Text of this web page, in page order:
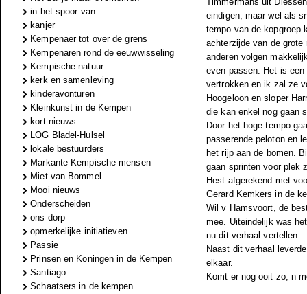
in het spoor van
kanjer
Kempenaer tot over de grens
Kempenaren rond de eeuwwisseling
Kempische natuur
kerk en samenleving
kinderavonturen
Kleinkunst in de Kempen
kort nieuws
LOG Bladel-Hulsel
lokale bestuurders
Markante Kempische mensen
Miet van Bommel
Mooi nieuws
Onderscheiden
ons dorp
opmerkelijke initiatieven
Passie
Prinsen en Koningen in de Kempen
Santiago
Schaatsers in de kempen
eindigen, maar wel als
tempo van de kopgroep
achterzijde van de
anderen volgen
even passen. Het is
vertrokken en ik zal ze
Hoogeloon en sloper
die kan enkel nog gaan
Door het hoge tempo
passerende peloton en
het rijp aan de bomen.
gaan sprinten voor plek
Hest afgerekend met
Gerard Kemkers in de
Wil v Hamsvoort, de
mee. Uiteindelijk was
nu dit verhaal vertellen.
Naast dit verhaal
elkaar.
Komt er nog ooit zo; n